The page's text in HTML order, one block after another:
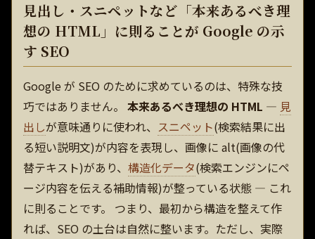
見出し・スニペットなど「本来あるべき理
想の HTML」に則ることが Google の示
す SEO
Google が SEO のために求めているのは、特殊な技
巧ではありません。 本来あるべき理想の HTML — 見
出しが意味通りに使われ、 スニペット(検索結果に出
る短い説明文)が内容を表現し、画像に alt(画像の代
替テキスト)があり、 構造化データ(検索エンジンにペ
ージ内容を伝える補助情報)が整っている状態 — これ
に則ることです。 つまり、最初から構造を整えて作
れば、SEO の土台は自然に整います。ただし、実際